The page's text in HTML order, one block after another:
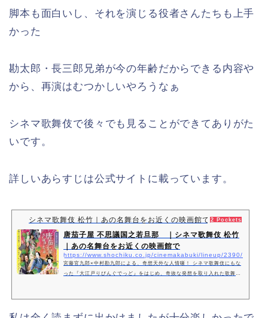
脚本も面白いし、それを演じる役者さんたちも上手
かった
勘太郎・長三郎兄弟が今の年齢だからできる内容や
から、再演はむつかしいやろうなぁ
シネマ歌舞伎で後々でも見ることができてありがた
いです。
詳しいあらすじは公式サイトに載っています。
シネマ歌舞伎 松竹｜あの名舞台をお近くの映画館で 2 Pockets
唐茄子屋 不思議国之若旦那 ｜シネマ歌舞伎 松竹
｜あの名舞台をお近くの映画館で
https://www.shochiku.co.jp/cinemakabuki/lineup/2390/
宮藤官九郎×中村勘九郎による、奇想天外な人情噺！ シネマ歌舞伎にもな
った『大江戸りびんぐでっど』をはじめ、奇抜な発想を取り入れた歌舞伎